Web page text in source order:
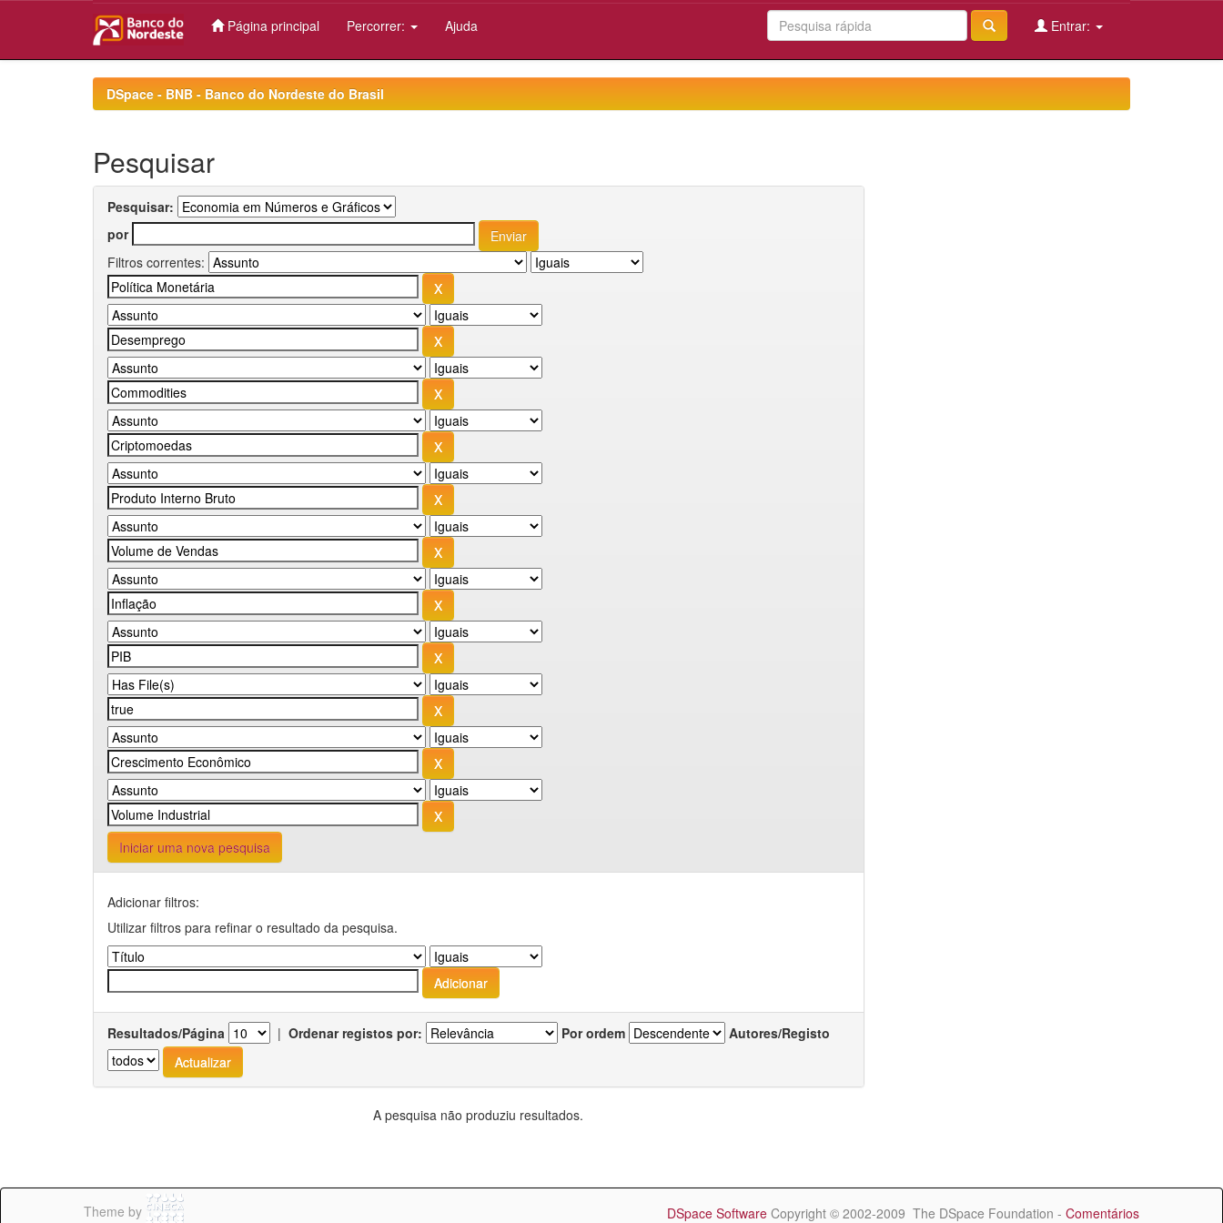
Página principal Percorrer: Ajuda Entrar:
DSpace - BNB - Banco do Nordeste do Brasil
Pesquisar
Pesquisar:
por
Filtros correntes:
Iniciar uma nova pesquisa
Adicionar filtros:
Utilizar filtros para refinar o resultado da pesquisa.
Resultados/Página | Ordenar registos por: Por ordem Autores/Registo
A pesquisa não produziu resultados.
Theme by DSpace Software Copyright © 2002-2009 The DSpace Foundation - Comentários